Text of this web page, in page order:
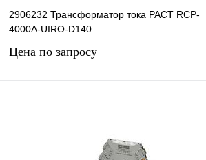
2906232 Трансформатор тока PACT RCP-
4000A-UIRO-D140
Цена по запросу
Сравнение